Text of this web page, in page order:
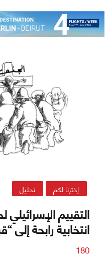
إخترنا لكم تحليل
التقييم
انتخابية رابحة إلى
180